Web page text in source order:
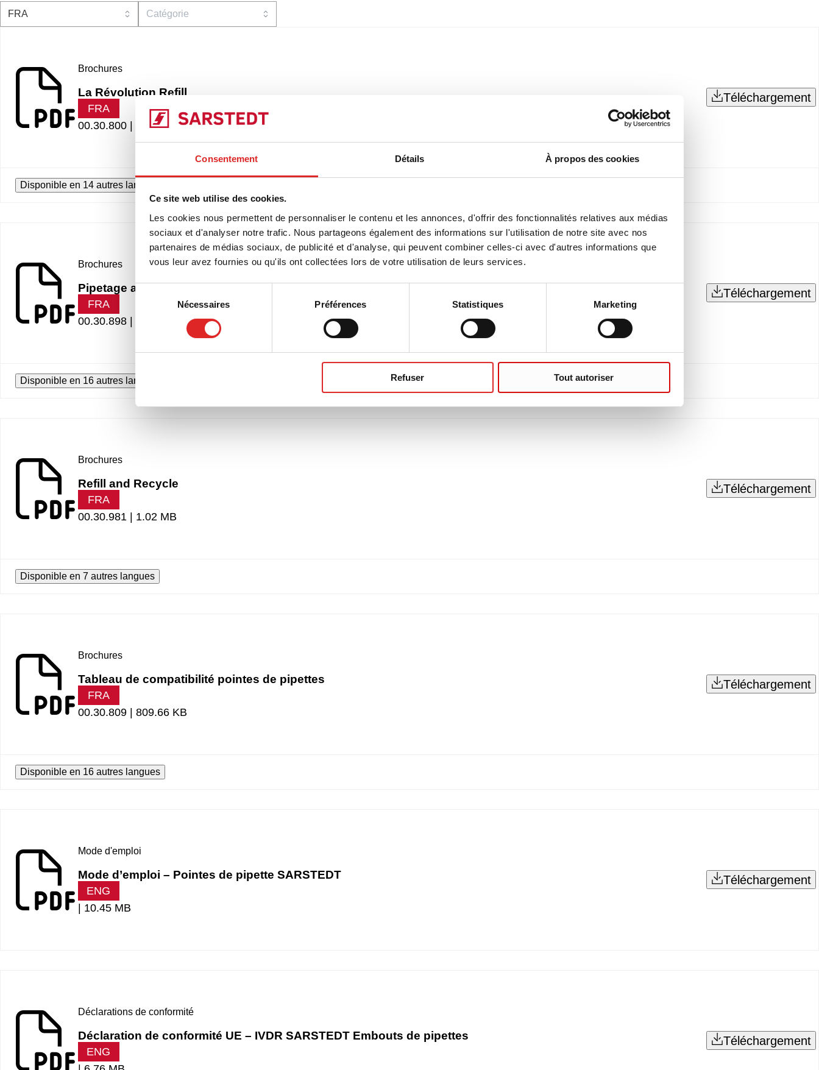
Consentement Détails À propos des cookies
Ce site web utilise des cookies.
Les cookies nous permettent de personnaliser le contenu et les annonces, d'offrir des fonctionnalités relatives aux médias
sociaux et d'analyser notre trafic. Nous partageons également des informations sur l'utilisation de notre site avec nos
partenaires de médias sociaux, de publicité et d'analyse, qui peuvent combiner celles-ci avec d'autres informations que
vous leur avez fournies ou qu'ils ont collectées lors de votre utilisation de leurs services.
Sélection
consentement
Nécessaires Préférences Statistiques Marketing
Refuser Tout autoriser
Brochures
La Révolution Refill
FRA
00.30.800 |
1.46 MB
Téléchargement
Disponible en 14 autres langues
Brochures
Pipetage automatique
FRA
00.30.898 |
Téléchargement
Disponible en 16 autres langues
Brochures
Refill and Recycle
FRA
00.30.981 | 1.02 MB
Téléchargement
Disponible en 7 autres langues
Brochures
Tableau de compatibilité pointes de pipettes
FRA
00.30.809 | 809.66 KB
Téléchargement
Disponible en 16 autres langues
Mode d'emploi
Mode d’emploi – Pointes de pipette SARSTEDT
ENG
10.45 MB
Téléchargement
Déclarations de conformité
Déclaration de conformité UE – IVDR SARSTEDT Embouts de pipettes
ENG
Téléchargement